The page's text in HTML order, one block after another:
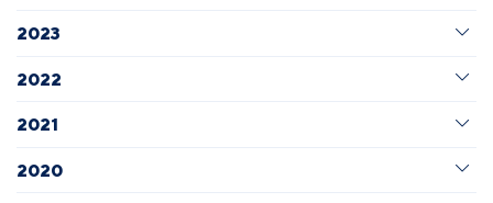
2023
2022
2021
2020